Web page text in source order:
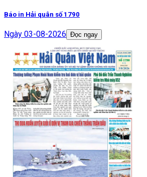
Báo in Hải quân số 1790
Ngày 03-08-2026 Đọc ngay